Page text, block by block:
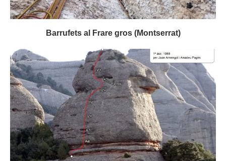
Barrufets al Frare gros (Montserrat)